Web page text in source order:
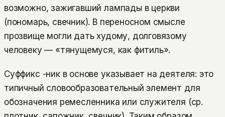
возможно, зажигавший лампады в церкви
(пономарь, свечник). В переносном смысле
прозвище могли дать худому, долговязому
человеку — «тянущемуся, как фитиль».
Суффикс -ник в основе указывает на деятеля: это
типичный словообразовательный элемент для
обозначения ремесленника или служителя (ср.